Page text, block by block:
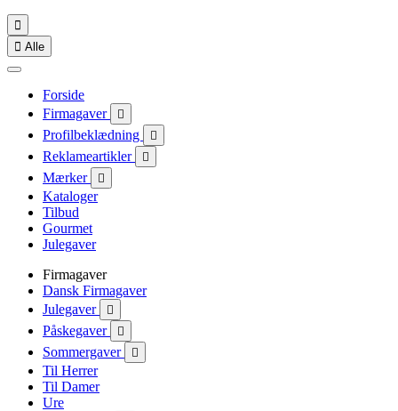

 Alle
Forside
Firmagaver

Profilbeklædning 
Reklameartikler 
Mærker 
Kataloger
Tilbud
Gourmet
Julegaver
Firmagaver
Dansk Firmagaver
Julegaver

Påskegaver 
Sommergaver 
Til Herrer
Til Damer
Ure